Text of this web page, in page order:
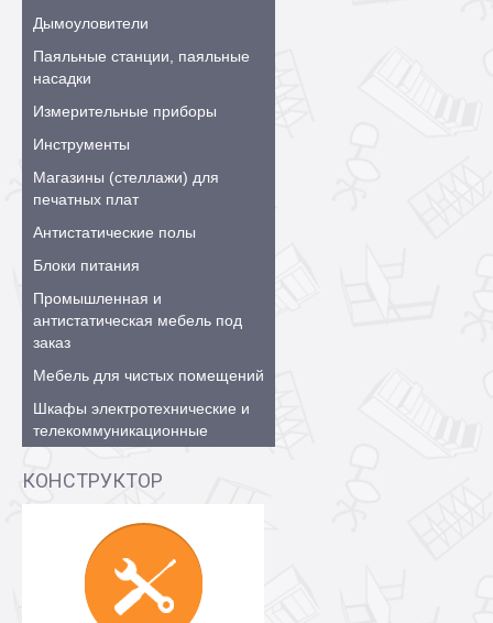
Дымоуловители
Паяльные станции, паяльные
насадки
Измерительные приборы
Инструменты
Магазины (стеллажи) для
печатных плат
Антистатические полы
Блоки питания
Промышленная и
антистатическая мебель под
заказ
Мебель для чистых помещений
Шкафы электротехнические и
телекоммуникационные
КОНСТРУКТОР